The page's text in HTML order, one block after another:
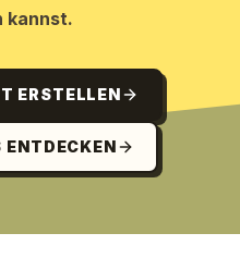
kannst.
ERSTELLEN
ENTDECKEN